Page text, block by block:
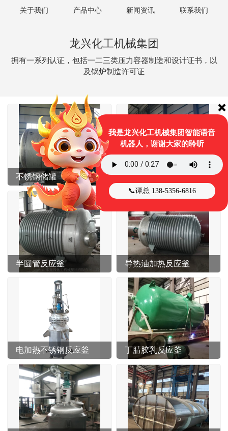
关于我们 产品中心 新闻资讯 联系我们
龙兴化工机械集团
拥有一系列认证，包括一二三类压力容器制造和设计证书，以
及锅炉制造许可证
不锈钢储罐 氧氮氩液体储罐
半圆管反应釜 导热油加热反应釜
电加热不锈钢反应釜 丁腈胶乳反应釜
我是龙兴化工机械集团智能语音
机器人，谢谢大家的聆听
📞谭总 138-5356-6816
❌